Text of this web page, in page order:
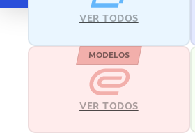
VER TODOS
MODELOS
VER TODOS